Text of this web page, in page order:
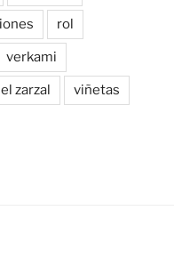
rol
verkami
zarzal viñetas